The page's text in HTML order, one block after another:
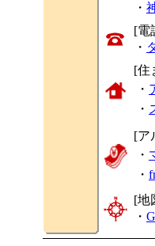
・
[電
・
[住
・
・
[ア
・
・
[地
・